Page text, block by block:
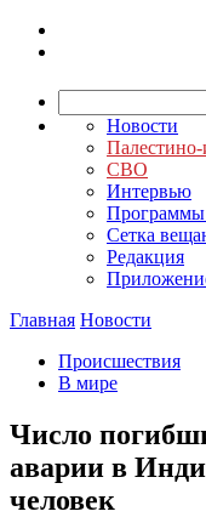
Новости
СВО
Интервью
Сетка
Редакция
Главная Новости
Происшествия
В мире
Число
аварии в
человек